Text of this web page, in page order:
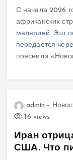
С начала 2026
африканских
малярией. Это
передается
пояснили
admin
16 views
Иран
США. Что